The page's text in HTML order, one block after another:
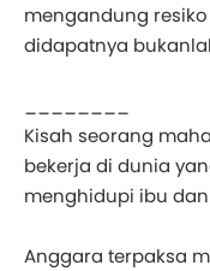
mengandung
didapatnya
Kisah seorang
bekerja di dunia
menghidupi ibu
Anggara terpaksa